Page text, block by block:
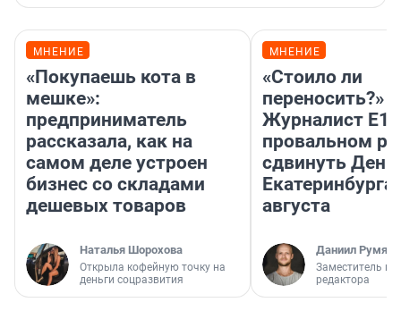
МНЕНИЕ
«Покупаешь кота в
мешке»:
предприниматель
рассказала, как на
самом деле устроен
бизнес со складами
дешевых товаров
Наталья Шорохова
Открыла кофейную точку на
деньги соцразвития
МНЕНИЕ
«Стоило ли
переносить?»
Журналист
провальном
сдвинуть День
Екатеринбурга
августа
Даниил
Заместитель
редактора